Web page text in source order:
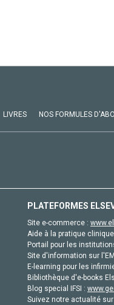
LIVRES NOS FORMULES
PLATEFORMES
Site e-commerce :
Aide à la pratique
Portail pour les
Site d'information sur
E-learning pour les
Bibliothèque d'e-books
Blog special IFSI :
Suivez notre actualité